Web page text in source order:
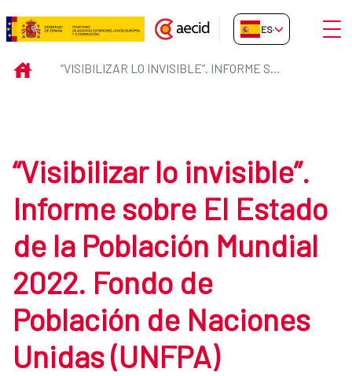
Saltar al contenido principal
“Visibilizar lo invisible”. Informe
ES-ES Abrir
INICIO “VISIBILIZAR LO INVISIBLE”. INFORME SOBRE EL ESTADO DE LA POBLACIÓN MUNDIAL 2022. FONDO DE POBLACIÓN DE NACIONES UNIDAS (UNFPA)
“Visibilizar lo invisible”.
Informe sobre El Estado
de la Población Mundial
2022. Fondo de
Población de Naciones
Unidas (UNFPA)